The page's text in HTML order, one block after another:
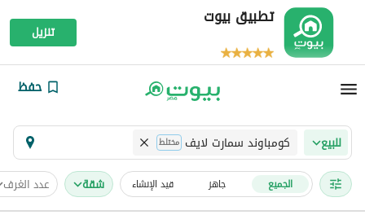
تطبيق بيوت
تنزيل
حفظ
للبيع كومباوند سمارت لايف مختلط
الجميع جاهز قيد الإنشاء شقة عدد الغرف